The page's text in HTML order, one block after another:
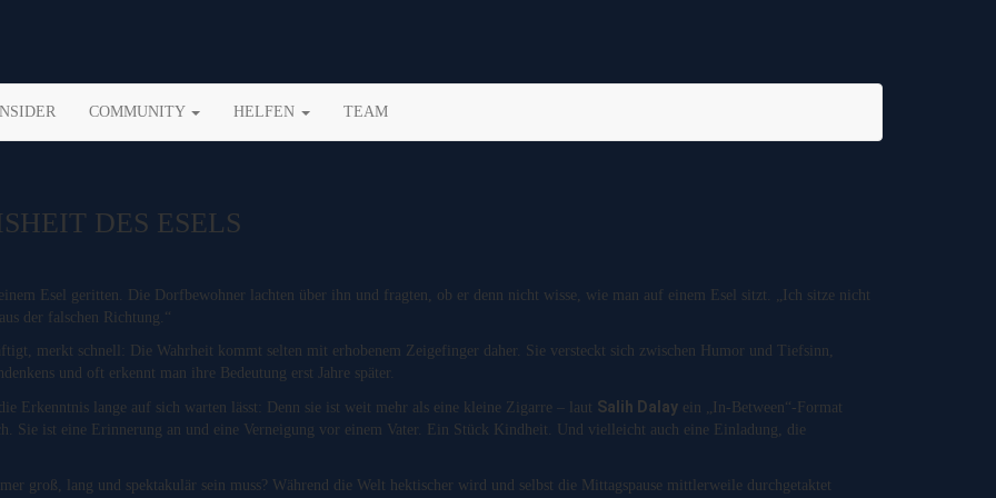
COMMUNITY HELFEN TEAM
DES ESELS
Esel geritten. Die Dorfbewohner lachten über ihn und fragten, ob er denn nicht wisse, wie man auf einem Esel sitzt. „Ich sitze nicht
der falschen Richtung.“
merkt schnell: Die Wahrheit kommt selten mit erhobenem Zeigefinger daher. Sie versteckt sich zwischen Humor und Tiefsinn,
und oft erkennt man ihre Bedeutung erst Jahre später.
Erkenntnis lange auf sich warten lässt: Denn sie ist weit mehr als eine kleine Zigarre – laut Salih Dalay ein „In-Between“-Format
Sie ist eine Erinnerung an und eine Verneigung vor einem Vater. Ein Stück Kindheit. Und vielleicht auch eine Einladung, die
groß, lang und spektakulär sein muss? Während die Welt hektischer wird und selbst die Mittagspause mittlerweile durchgetaktet